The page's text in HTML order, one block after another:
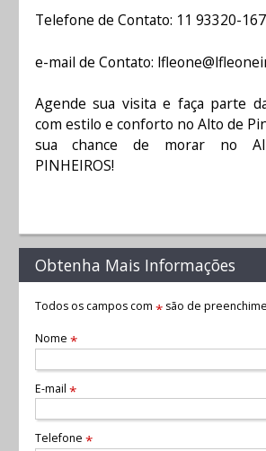
Telefone de Contato: 11 93320-
e-mail de Contato:
Agende sua visita e faça parte
com estilo e conforto no Alto de
sua chance de morar no
PINHEIROS!
Obtenha Mais Informações
Todos os campos com *são de
Nome *
E-mail *
Telefone *